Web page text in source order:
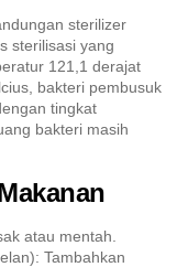
sterilizer
sterilisasi yang
121,1 derajat
bakteri pembusuk
tingkat
bakteri masih
atau mentah.
Tambahkan